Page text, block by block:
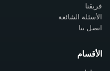
فريقنا
الأسئلة الشائعة
اتصل بنا
الأقسام